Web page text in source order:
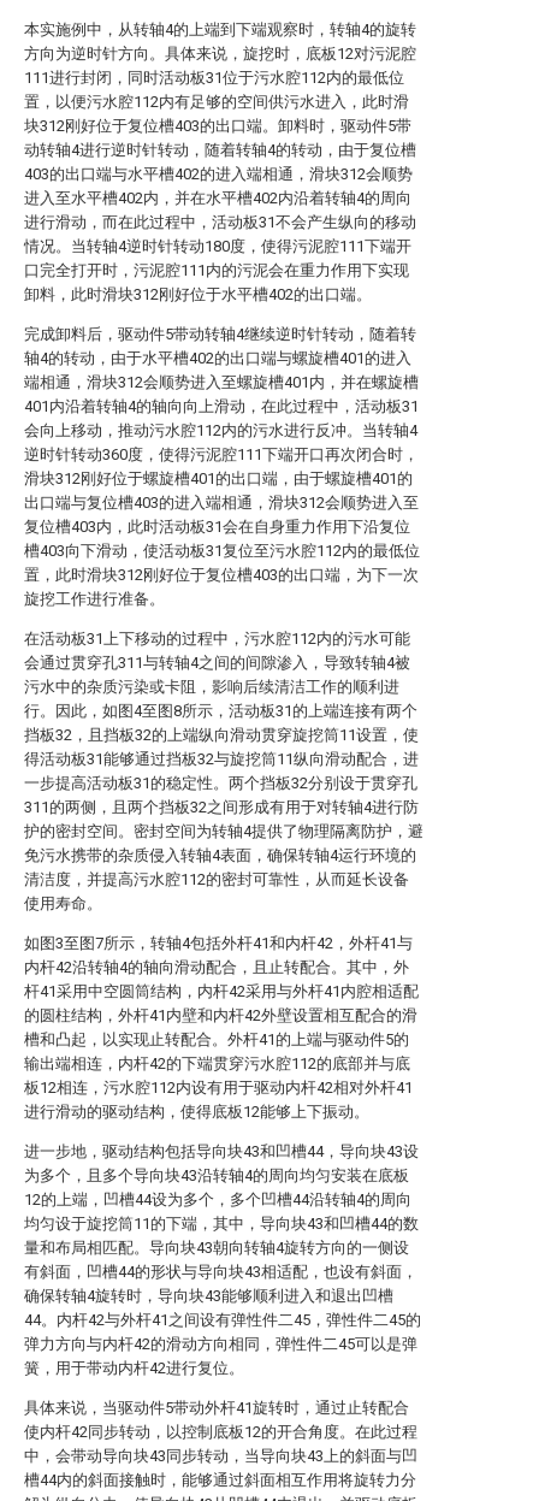
本实施例中，从转轴4的上端到下端观察时，转轴4的旋转
方向为逆时针方向。具体来说，旋挖时，底板12对污泥腔
111进行封闭，同时活动板31位于污水腔112内的最低位
置，以便污水腔112内有足够的空间供污水进入，此时滑
块312刚好位于复位槽403的出口端。卸料时，驱动件5带
动转轴4进行逆时针转动，随着转轴4的转动，由于复位槽
403的出口端与水平槽402的进入端相通，滑块312会顺势
进入至水平槽402内，并在水平槽402内沿着转轴4的周向
进行滑动，而在此过程中，活动板31不会产生纵向的移动
情况。当转轴4逆时针转动180度，使得污泥腔111下端开
口完全打开时，污泥腔111内的污泥会在重力作用下实现
卸料，此时滑块312刚好位于水平槽402的出口端。
完成卸料后，驱动件5带动转轴4继续逆时针转动，随着转
轴4的转动，由于水平槽402的出口端与螺旋槽401的进入
端相通，滑块312会顺势进入至螺旋槽401内，并在螺旋槽
401内沿着转轴4的轴向向上滑动，在此过程中，活动板31
会向上移动，推动污水腔112内的污水进行反冲。当转轴4
逆时针转动360度，使得污泥腔111下端开口再次闭合时，
滑块312刚好位于螺旋槽401的出口端，由于螺旋槽401的
出口端与复位槽403的进入端相通，滑块312会顺势进入至
复位槽403内，此时活动板31会在自身重力作用下沿复位
槽403向下滑动，使活动板31复位至污水腔112内的最低位
置，此时滑块312刚好位于复位槽403的出口端，为下一次
旋挖工作进行准备。
在活动板31上下移动的过程中，污水腔112内的污水可能
会通过贯穿孔311与转轴4之间的间隙渗入，导致转轴4被
污水中的杂质污染或卡阻，影响后续清洁工作的顺利进
行。因此，如图4至图8所示，活动板31的上端连接有两个
挡板32，且挡板32的上端纵向滑动贯穿旋挖筒11设置，使
得活动板31能够通过挡板32与旋挖筒11纵向滑动配合，进
一步提高活动板31的稳定性。两个挡板32分别设于贯穿孔
311的两侧，且两个挡板32之间形成有用于对转轴4进行防
护的密封空间。密封空间为转轴4提供了物理隔离防护，避
免污水携带的杂质侵入转轴4表面，确保转轴4运行环境的
清洁度，并提高污水腔112的密封可靠性，从而延长设备
使用寿命。
如图3至图7所示，转轴4包括外杆41和内杆42，外杆41与
内杆42沿转轴4的轴向滑动配合，且止转配合。其中，外
杆41采用中空圆筒结构，内杆42采用与外杆41内腔相适配
的圆柱结构，外杆41内壁和内杆42外壁设置相互配合的滑
槽和凸起，以实现止转配合。外杆41的上端与驱动件5的
输出端相连，内杆42的下端贯穿污水腔112的底部并与底
板12相连，污水腔112内设有用于驱动内杆42相对外杆41
进行滑动的驱动结构，使得底板12能够上下振动。
进一步地，驱动结构包括导向块43和凹槽44，导向块43设
为多个，且多个导向块43沿转轴4的周向均匀安装在底板
12的上端，凹槽44设为多个，多个凹槽44沿转轴4的周向
均匀设于旋挖筒11的下端，其中，导向块43和凹槽44的数
量和布局相匹配。导向块43朝向转轴4旋转方向的一侧设
有斜面，凹槽44的形状与导向块43相适配，也设有斜面，
确保转轴4旋转时，导向块43能够顺利进入和退出凹槽
44。内杆42与外杆41之间设有弹性件二45，弹性件二45的
弹力方向与内杆42的滑动方向相同，弹性件二45可以是弹
簧，用于带动内杆42进行复位。
具体来说，当驱动件5带动外杆41旋转时，通过止转配合
使内杆42同步转动，以控制底板12的开合角度。在此过程
中，会带动导向块43同步转动，当导向块43上的斜面与凹
槽44内的斜面接触时，能够通过斜面相互作用将旋转力分